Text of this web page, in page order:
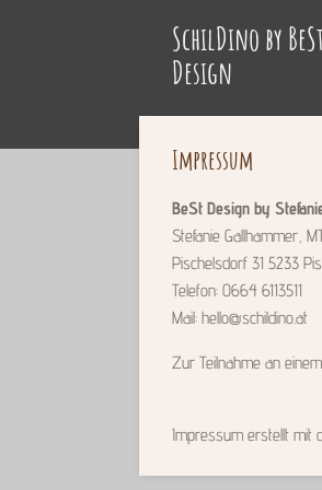
SchilDino by BeSt
Design
Impressum
BeSt Design by
Stefanie Gallhammer,
Pischelsdorf 31 5233
Telefon: 0664 6113511
Mail: hello@schildino.at
Zur Teilnahme an
Impressum erstellt mit